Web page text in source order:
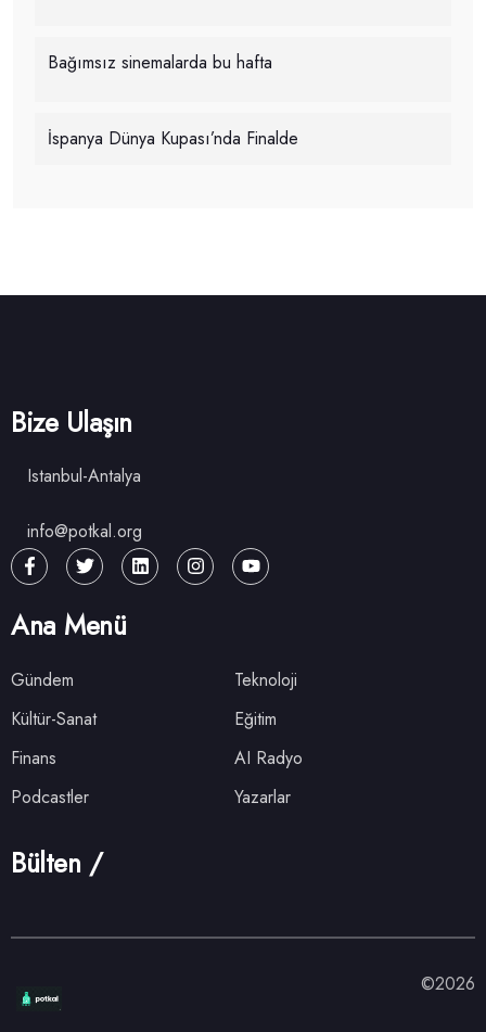
Bağımsız sinemalarda bu hafta
İspanya Dünya Kupası’nda Finalde
Bize Ulaşın
Istanbul-Antalya
info@potkal.org
Ana Menü
Gündem
Teknoloji
Kültür-Sanat
Eğitim
Finans
AI Radyo
Podcastler
Yazarlar
Bülten /
©2026